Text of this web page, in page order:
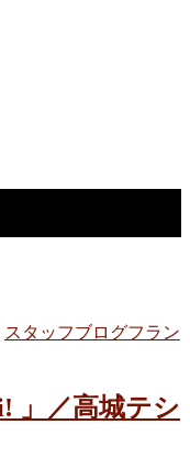
スタッフブログフラン